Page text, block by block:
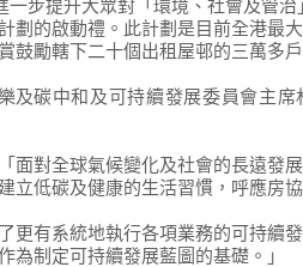
一步提升大眾對「環境、社會及管
劃的啟動禮。此計劃是目前全港最
鼓勵轄下二十個出租屋邨的三萬多
及碳中和及可持續發展委員會主席
面對全球氣候變化及社會的長遠發
立低碳及健康的生活習慣，呼應房
更有系統地執行各項業務的可持續
為制定可持續發展藍圖的基礎。」